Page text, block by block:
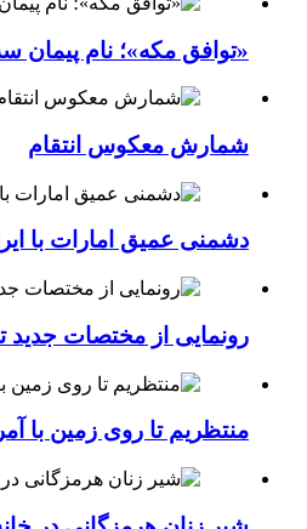
«توافق مکه»؛ نام پیمان
شمارش معکوس انتقام
دشمنی عمیق امارات با
رونمایی از مختصات جدید
منتظریم تا روی زمین با